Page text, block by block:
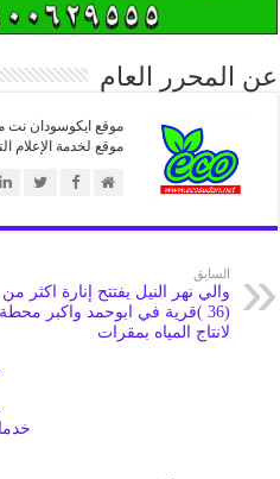
عن المحرر العام
موقع ايكوسودان
موقع لخدمة الإعلام
السابق
والي نهر النيل يفتتح إنارة اكثر من
(36 )قرية في ابوحمد واكبر محطة
لانتاج المياه بمقرات